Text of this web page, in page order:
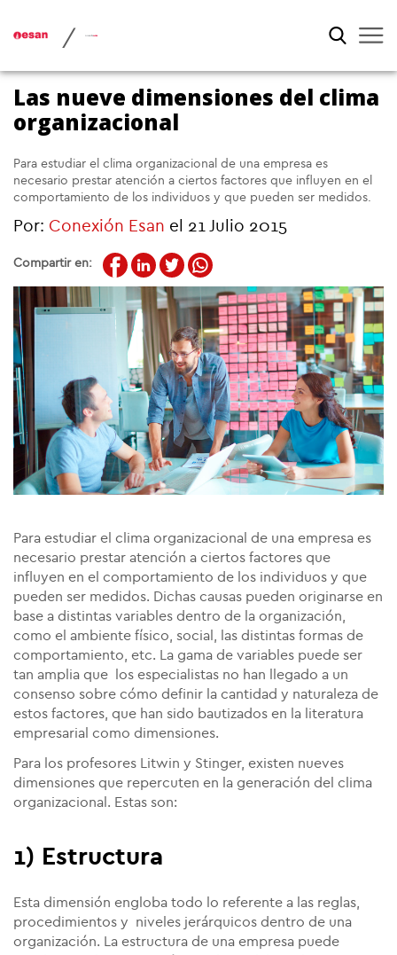
/
Las nueve dimensiones del clima
organizacional
Para estudiar el clima organizacional de una empresa es
necesario prestar atención a ciertos factores que influyen en el
comportamiento de los individuos y que pueden ser medidos.
Por: Conexión Esan el 21 Julio 2015
Compartir en:
Para estudiar el clima organizacional de una empresa es
necesario prestar atención a ciertos factores que
influyen en el comportamiento de los individuos y que
pueden ser medidos. Dichas causas pueden originarse en
base a distintas variables dentro de la organización,
como el ambiente físico, social, las distintas formas de
comportamiento, etc. La gama de variables puede ser
tan amplia que los especialistas no han llegado a un
consenso sobre cómo definir la cantidad y naturaleza de
estos factores, que han sido bautizados en la literatura
empresarial como dimensiones.
Para los profesores Litwin y Stinger, existen nueves
dimensiones que repercuten en la generación del clima
organizacional. Estas son:
1) Estructura
Esta dimensión engloba todo lo referente a las reglas,
procedimientos y niveles jerárquicos dentro de una
organización. La estructura de una empresa puede